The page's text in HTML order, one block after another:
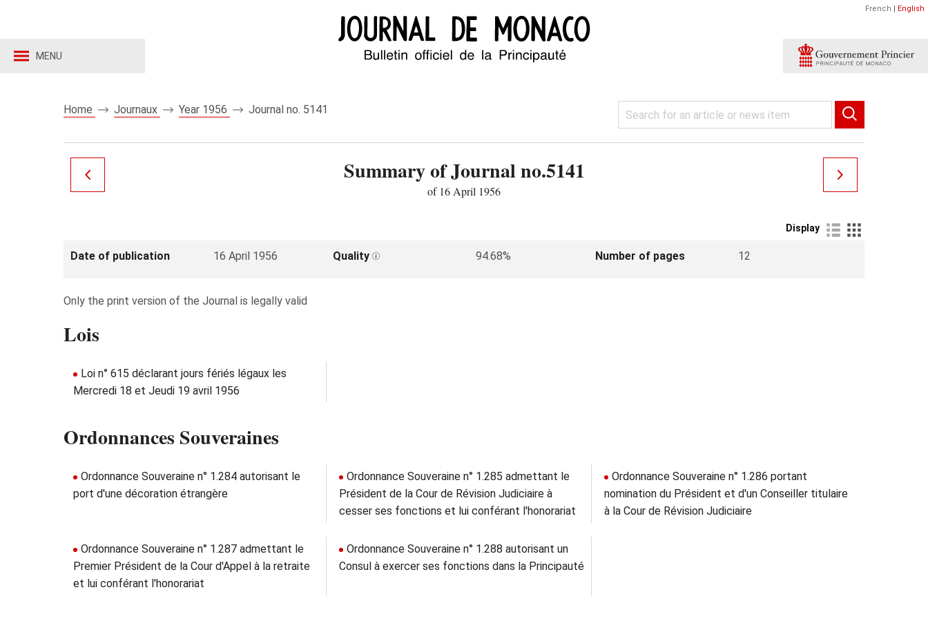
MENU
French | English
Home Journaux Year 1956 Journal no. 5141
Summary of Journal no.5141
of 16 April 1956
Display
Date of publication 16 April 1956 Quality 94.68% Number of pages 12
Only the print version of the Journal is legally valid
Lois
Loi n° 615 déclarant jours fériés légaux les
Mercredi 18 et Jeudi 19 avril 1956
Ordonnances Souveraines
Ordonnance Souveraine n° 1.284 autorisant le
port d'une décoration étrangère
Ordonnance Souveraine n° 1.285 admettant le
Président de la Cour de Révision Judiciaire à
cesser ses fonctions et lui conférant l'honorariat
Ordonnance Souveraine n° 1.286 portant
nomination du Président et d'un Conseiller titulaire
à la Cour de Révision Judiciaire
Ordonnance Souveraine n° 1.287 admettant le
Premier Président de la Cour d'Appel à la retraite
et lui conférant l'honorariat
Ordonnance Souveraine n° 1.288 autorisant un
Consul à exercer ses fonctions dans la Principauté